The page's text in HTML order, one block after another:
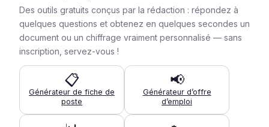
Des outils gratuits conçus par la rédaction : répondez à
quelques questions et obtenez en quelques secondes un
document ou un chiffrage vraiment personnalisé — sans
inscription, servez-vous !
📋
Générateur de fiche de
poste
📢
Générateur d’offre
d’emploi